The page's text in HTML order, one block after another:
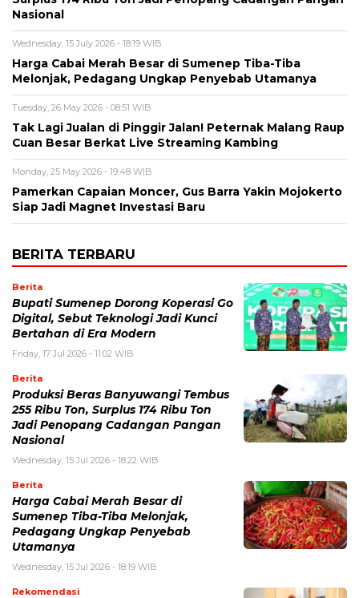
Nasional
Wednesday, 15 July 2026 - 18:19 WIB
Harga Cabai Merah Besar di Sumenep Tiba-Tiba
Melonjak, Pedagang Ungkap Penyebab Utamanya
Tuesday, 26 May 2026 - 08:51 WIB
Tak Lagi Jualan di Pinggir Jalan! Peternak Malang Raup
Cuan Besar Berkat Live Streaming Kambing
Monday, 25 May 2026 - 19:48 WIB
Pamerkan Capaian Moncer, Gus Barra Yakin Mojokerto
Siap Jadi Magnet Investasi Baru
BERITA TERBARU
Berita
Bupati Sumenep Dorong Koperasi Go
Digital, Sebut Teknologi Jadi Kunci
Bertahan di Era Modern
Friday, 17 Jul 2026 - 11:02 WIB
Berita
Produksi Beras Banyuwangi Tembus
255 Ribu Ton, Surplus 174 Ribu Ton
Jadi Penopang Cadangan Pangan
Nasional
Wednesday, 15 Jul 2026 - 18:22 WIB
Berita
Harga Cabai Merah Besar di
Sumenep Tiba-Tiba Melonjak,
Pedagang Ungkap Penyebab
Utamanya
Wednesday, 15 Jul 2026 - 18:19 WIB
Rekomendasi